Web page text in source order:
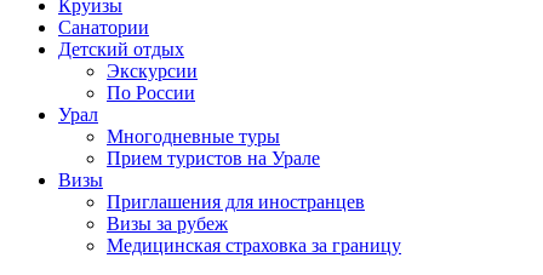
Круизы
Санатории
Детский отдых
Экскурсии
По России
Урал
Многодневные туры
Прием туристов на Урале
Визы
Приглашения для иностранцев
Визы за рубеж
Медицинская страховка за границу